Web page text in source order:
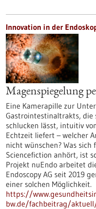
Innovation in der
Magenspiegelung
Eine Kamerapille zur
Gastrointestinaltrakts, die
schlucken lässt, intuitiv
Echtzeit liefert – welcher
nicht wünschen? Was
Sciencefiction anhört, ist
Projekt nuEndo arbeitet
Endoscopy AG seit 2019
einer solchen Möglichkeit.
https://
bw.de/fachbeitrag/